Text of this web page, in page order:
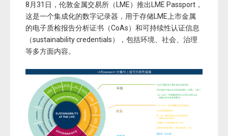
8月31日，伦敦金属交易所（LME）推出LME Passport，
这是一个集成化的数字记录器，用于存储LME上市金属
的电子质检报告分析证书（CoAs）和可持续性认证信息
（sustainability credentials），包括环境、社会、治理
等多方面内容。